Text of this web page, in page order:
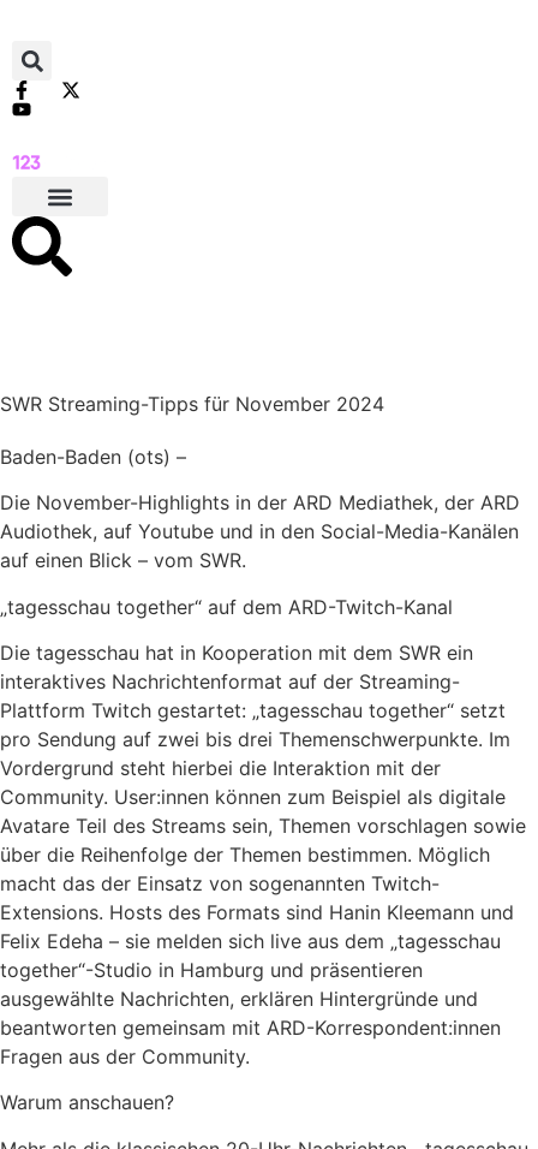
SWR Streaming-Tipps für November 2024
Baden-Baden (ots) –
Die November-Highlights in der ARD Mediathek, der ARD
Audiothek, auf Youtube und in den Social-Media-Kanälen
auf einen Blick – vom SWR.
„tagesschau together“ auf dem ARD-Twitch-Kanal
Die tagesschau hat in Kooperation mit dem SWR ein
interaktives Nachrichtenformat auf der Streaming-
Plattform Twitch gestartet: „tagesschau together“ setzt
pro Sendung auf zwei bis drei Themenschwerpunkte. Im
Vordergrund steht hierbei die Interaktion mit der
Community. User:innen können zum Beispiel als digitale
Avatare Teil des Streams sein, Themen vorschlagen sowie
über die Reihenfolge der Themen bestimmen. Möglich
macht das der Einsatz von sogenannten Twitch-
Extensions. Hosts des Formats sind Hanin Kleemann und
Felix Edeha – sie melden sich live aus dem „tagesschau
together“-Studio in Hamburg und präsentieren
ausgewählte Nachrichten, erklären Hintergründe und
beantworten gemeinsam mit ARD-Korrespondent:innen
Fragen aus der Community.
Warum anschauen?